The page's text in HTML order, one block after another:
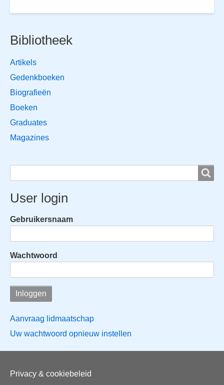
Bibliotheek
Artikels
Gedenkboeken
Biografieën
Boeken
Graduates
Magazines
User login
Gebruikersnaam
Wachtwoord
Aanvraag lidmaatschap
Uw wachtwoord opnieuw instellen
Voet
Privacy & cookiebeleid